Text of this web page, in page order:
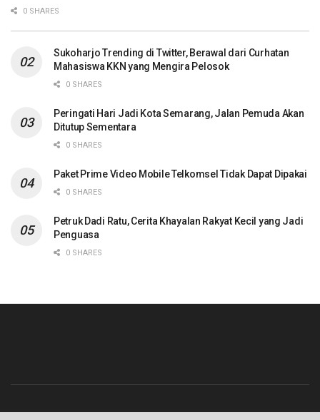
0 SHARES
Sukoharjo Trending di Twitter, Berawal dari Curhatan
Mahasiswa KKN yang Mengira Pelosok
0 SHARES
Peringati Hari Jadi Kota Semarang, Jalan Pemuda Akan
Ditutup Sementara
0 SHARES
Paket Prime Video Mobile Telkomsel Tidak Dapat Dipakai
0 SHARES
Petruk Dadi Ratu, Cerita Khayalan Rakyat Kecil yang Jadi
Penguasa
0 SHARES